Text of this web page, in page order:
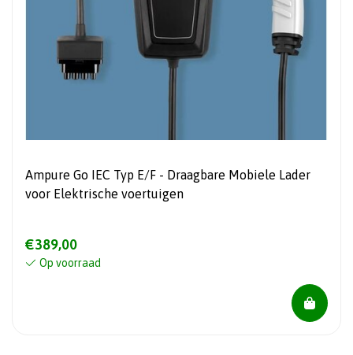
Ampure Go IEC Typ E/F - Draagbare Mobiele Lader
voor Elektrische voertuigen
€389,00
Op voorraad